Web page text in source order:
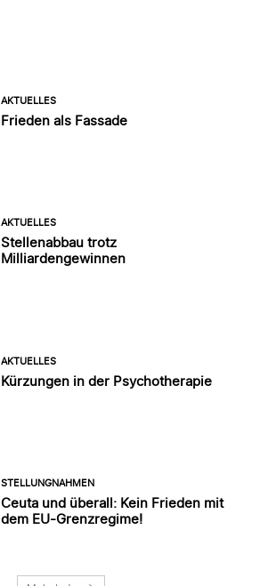
AKTUELLES
Frieden als Fassade
AKTUELLES
Stellenabbau trotz
Milliardengewinnen
AKTUELLES
Kürzungen in der Psychotherapie
STELLUNGNAHMEN
Ceuta und überall: Kein Frieden mit
dem EU-Grenzregime!